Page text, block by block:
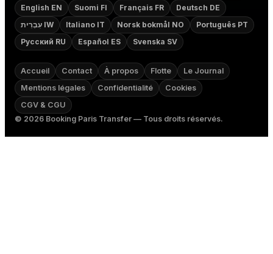
English EN
Suomi FI Français FR
Deutsch DE
עִבְרִית IW
Italiano IT Norsk bokmål NO
Português PT
Русский RU
Español ES Svenska SV
Accueil Contact À propos Flotte
Le Journal
Mentions légales
Confidentialité
Cookies
CGV & CGU
© 2026 Booking Paris Transfer — Tous droits réservés.